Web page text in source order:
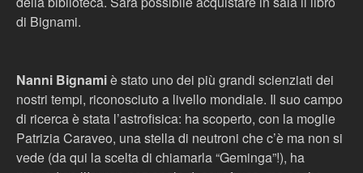
di Bignami.
Nanni Bignamiè stato uno dei più grandi scienziati dei
nostri tempi, riconosciuto a livello mondiale. Il suo campo
di ricerca è stata l’astrofisica: ha scoperto, con la moglie
Patrizia Caraveo, una stella di neutroni che c’è ma non si
vede (da qui la scelta di chiamarla “Geminga”!), ha